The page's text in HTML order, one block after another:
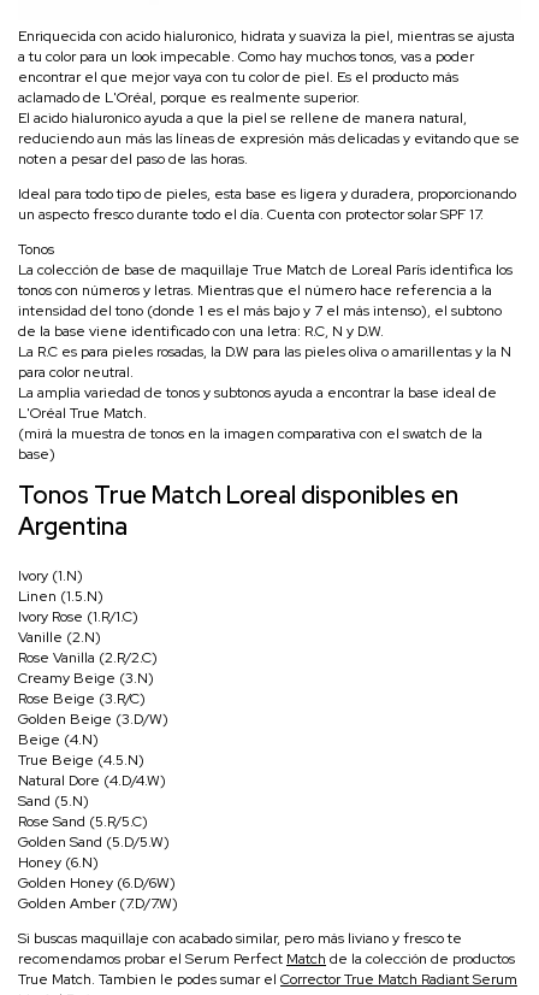
Enriquecida con acido hialuronico, hidrata y suaviza la piel, mientras se ajusta
a tu color para un look impecable. Como hay muchos tonos, vas a poder
encontrar el que mejor vaya con tu color de piel. Es el producto más
aclamado de L'Oréal, porque es realmente superior.
El acido hialuronico ayuda a que la piel se rellene de manera natural,
reduciendo aun más las líneas de expresión más delicadas y evitando que se
noten a pesar del paso de las horas.
Ideal para todo tipo de pieles, esta base es ligera y duradera, proporcionando
un aspecto fresco durante todo el día. Cuenta con protector solar SPF 17.
Tonos
La colección de base de maquillaje True Match de Loreal París identifica los
tonos con números y letras. Mientras que el número hace referencia a la
intensidad del tono (donde 1 es el más bajo y 7 el más intenso), el subtono
de la base viene identificado con una letra: R.C, N y D.W.
La R.C es para pieles rosadas, la D.W para las pieles oliva o amarillentas y la N
para color neutral.
La amplia variedad de tonos y subtonos ayuda a encontrar la base ideal de
L'Oréal True Match.
(mirá la muestra de tonos en la imagen comparativa con el swatch de la
base)
Tonos True Match Loreal disponibles en
Argentina
Ivory (1.N)
Linen (1.5.N)
Ivory Rose (1.R/1.C)
Vanille (2.N)
Rose Vanilla (2.R/2.C)
Creamy Beige (3.N)
Rose Beige (3.R/C)
Golden Beige (3.D/W)
Beige (4.N)
True Beige (4.5.N)
Natural Dore (4.D/4.W)
Sand (5.N)
Rose Sand (5.R/5.C)
Golden Sand (5.D/5.W)
Honey (6.N)
Golden Honey (6.D/6W)
Golden Amber (7.D/7.W)
Si buscas maquillaje con acabado similar, pero más liviano y fresco te
recomendamos probar el Serum Perfect Match de la colección de productos
True Match. Tambien le podes sumar el Corrector True Match Radiant Serum